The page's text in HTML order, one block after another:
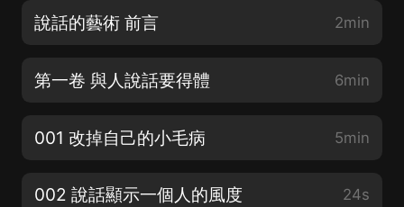
說話的藝術 前言 2min
第一卷 與人說話要得體 6min
001 改掉自己的小毛病 5min
002 說話顯示一個人的風度 24s